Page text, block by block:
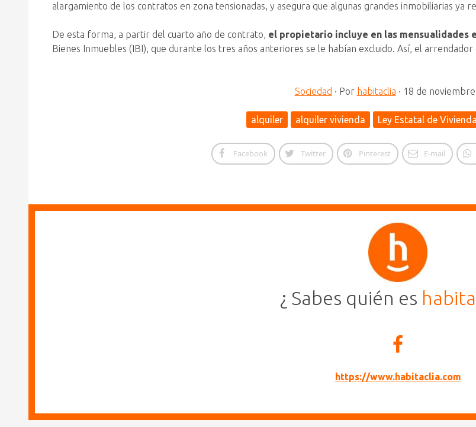
alargamiento de los contratos en zona tensionadas, y asegura que algunas grandes inmobiliarias ya
De esta forma, a partir del cuarto año de contrato, el propietario incluye en las mensualidades
Bienes Inmuebles (IBI), que durante los tres años anteriores se le habían excluido. Así, el
Sociedad · Por habitaclia · 18 de
alquiler alquiler vivienda Ley Estatal de Vivienda
Facebook Twitter Pinterest E-mail
¿ Sabes quién es
https://www.habitaclia.com